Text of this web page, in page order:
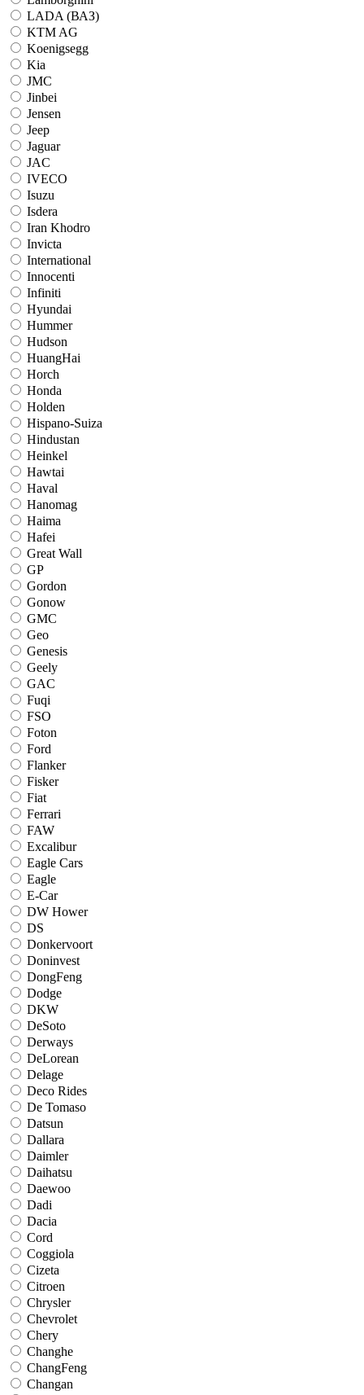
LADA (ВАЗ)
KTM AG
Koenigsegg
Kia
JMC
Jinbei
Jensen
Jeep
Jaguar
JAC
IVECO
Isuzu
Isdera
Iran Khodro
Invicta
International
Innocenti
Infiniti
Hyundai
Hummer
Hudson
HuangHai
Horch
Honda
Holden
Hispano-Suiza
Hindustan
Heinkel
Hawtai
Haval
Hanomag
Haima
Hafei
Great Wall
GP
Gordon
Gonow
GMC
Geo
Genesis
Geely
GAC
Fuqi
FSO
Foton
Ford
Flanker
Fisker
Fiat
Ferrari
FAW
Excalibur
Eagle Cars
Eagle
E-Car
DW Hower
DS
Donkervoort
Doninvest
DongFeng
Dodge
DKW
DeSoto
Derways
DeLorean
Delage
Deco Rides
De Tomaso
Datsun
Dallara
Daimler
Daihatsu
Daewoo
Dadi
Dacia
Cord
Coggiola
Cizeta
Citroen
Chrysler
Chevrolet
Chery
Changhe
ChangFeng
Changan